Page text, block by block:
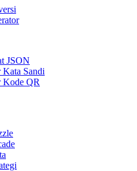
JSON
Kata Sandi
Kode QR